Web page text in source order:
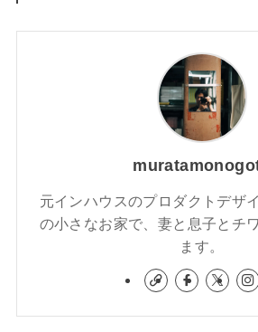
元インハウスのプロダクトデザ
の小さなお家で、妻と息子とチ
ます。